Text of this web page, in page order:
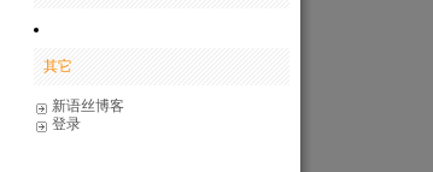
其它
新语丝博客
登录